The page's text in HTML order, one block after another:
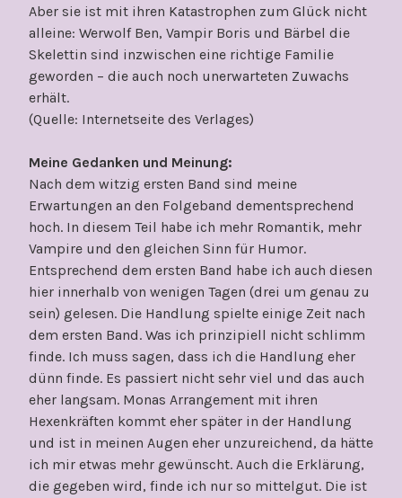
Aber sie ist mit ihren Katastrophen zum Glück nicht
alleine: Werwolf Ben, Vampir Boris und Bärbel die
Skelettin sind inzwischen eine richtige Familie
geworden – die auch noch unerwarteten Zuwachs
erhält.
(Quelle: Internetseite des Verlages)
Meine Gedanken und Meinung:
Nach dem witzig ersten Band sind meine
Erwartungen an den Folgeband dementsprechend
hoch. In diesem Teil habe ich mehr Romantik, mehr
Vampire und den gleichen Sinn für Humor.
Entsprechend dem ersten Band habe ich auch diesen
hier innerhalb von wenigen Tagen (drei um genau zu
sein) gelesen. Die Handlung spielte einige Zeit nach
dem ersten Band. Was ich prinzipiell nicht schlimm
finde. Ich muss sagen, dass ich die Handlung eher
dünn finde. Es passiert nicht sehr viel und das auch
eher langsam. Monas Arrangement mit ihren
Hexenkräften kommt eher später in der Handlung
und ist in meinen Augen eher unzureichend, da hätte
ich mir etwas mehr gewünscht. Auch die Erklärung,
die gegeben wird, finde ich nur so mittelgut. Die ist